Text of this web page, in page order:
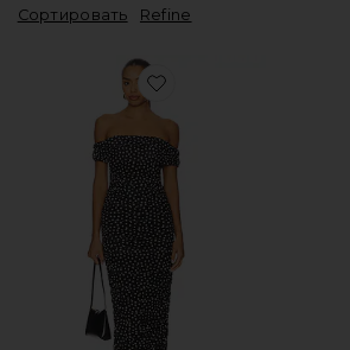
Сортировать
Refine
Favorite МАКСИ THEA